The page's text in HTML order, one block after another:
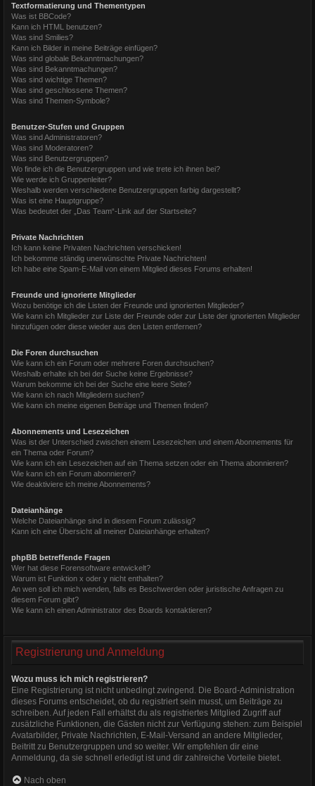
Textformatierung und Thementypen
Was ist BBCode?
Kann ich HTML benutzen?
Was sind Smilies?
Kann ich Bilder in meine Beiträge einfügen?
Was sind globale Bekanntmachungen?
Was sind Bekanntmachungen?
Was sind wichtige Themen?
Was sind geschlossene Themen?
Was sind Themen-Symbole?
Benutzer-Stufen und Gruppen
Was sind Administratoren?
Was sind Moderatoren?
Was sind Benutzergruppen?
Wo finde ich die Benutzergruppen und wie trete ich ihnen bei?
Wie werde ich Gruppenleiter?
Weshalb werden verschiedene Benutzergruppen farbig dargestellt?
Was ist eine Hauptgruppe?
Was bedeutet der „Das Team“-Link auf der Startseite?
Private Nachrichten
Ich kann keine Privaten Nachrichten verschicken!
Ich bekomme ständig unerwünschte Private Nachrichten!
Ich habe eine Spam-E-Mail von einem Mitglied dieses Forums erhalten!
Freunde und ignorierte Mitglieder
Wozu benötige ich die Listen der Freunde und ignorierten Mitglieder?
Wie kann ich Mitglieder zur Liste der Freunde oder zur Liste der ignorierten Mitglieder
hinzufügen oder diese wieder aus den Listen entfernen?
Die Foren durchsuchen
Wie kann ich ein Forum oder mehrere Foren durchsuchen?
Weshalb erhalte ich bei der Suche keine Ergebnisse?
Warum bekomme ich bei der Suche eine leere Seite?
Wie kann ich nach Mitgliedern suchen?
Wie kann ich meine eigenen Beiträge und Themen finden?
Abonnements und Lesezeichen
Was ist der Unterschied zwischen einem Lesezeichen und einem Abonnements für
ein Thema oder Forum?
Wie kann ich ein Lesezeichen auf ein Thema setzen oder ein Thema abonnieren?
Wie kann ich ein Forum abonnieren?
Wie deaktiviere ich meine Abonnements?
Dateianhänge
Welche Dateianhänge sind in diesem Forum zulässig?
Kann ich eine Übersicht all meiner Dateianhänge erhalten?
phpBB betreffende Fragen
Wer hat diese Forensoftware entwickelt?
Warum ist Funktion x oder y nicht enthalten?
An wen soll ich mich wenden, falls es Beschwerden oder juristische Anfragen zu
diesem Forum gibt?
Wie kann ich einen Administrator des Boards kontaktieren?
Registrierung und Anmeldung
Wozu muss ich mich registrieren?
Eine Registrierung ist nicht unbedingt zwingend. Die Board-Administration
dieses Forums entscheidet, ob du registriert sein musst, um Beiträge zu
schreiben. Auf jeden Fall erhältst du als registriertes Mitglied Zugriff auf
zusätzliche Funktionen, die Gästen nicht zur Verfügung stehen: zum Beispiel
Avatarbilder, Private Nachrichten, E-Mail-Versand an andere Mitglieder,
Beitritt zu Benutzergruppen und so weiter. Wir empfehlen dir eine
Anmeldung, da sie schnell erledigt ist und dir zahlreiche Vorteile bietet.
Nach oben